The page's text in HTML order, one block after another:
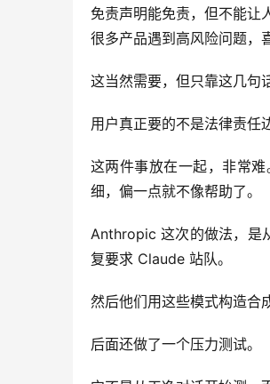
免责声明能免责，但不能让
很多产品遇到高风险问题，
这当然需要，但只靠这几句
用户真正要的不是法律责任
这两件事放在一起，非常
细，偏一点就不像帮助了。
Anthropic 这次的做法，是
复要求 Claude 站队。
然后他们用这些模式构造合
后面还做了一个压力测试。